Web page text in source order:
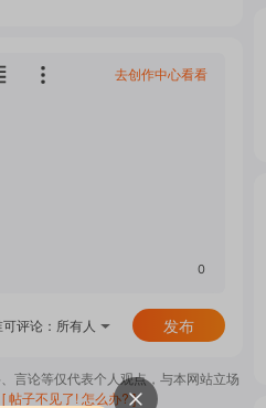
念
去创作中心看看
0
评论： 所有人 发布
言论等仅代表个人观点，与本网站立场
[ 帖子不见了! 怎么办? ]